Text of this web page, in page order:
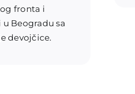
fronta i
Beogradu sa
devojčice.